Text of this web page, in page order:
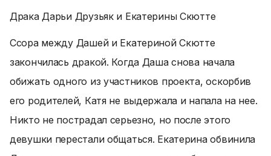
Драка Дарьи Друзьяк и Екатерины Скютте
Ссора между Дашей и Екатериной Скютте
закончилась дракой. Когда Даша снова начала
обижать одного из участников проекта, оскорбив
его родителей, Катя не выдержала и напала на нее.
Никто не пострадал серьезно, но после этого
девушки перестали общаться. Екатерина обвинила